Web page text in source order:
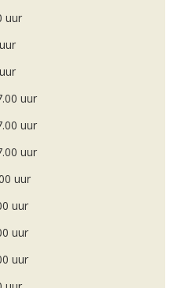
uur
uur
uur
uur
uur
uur
uur
uur